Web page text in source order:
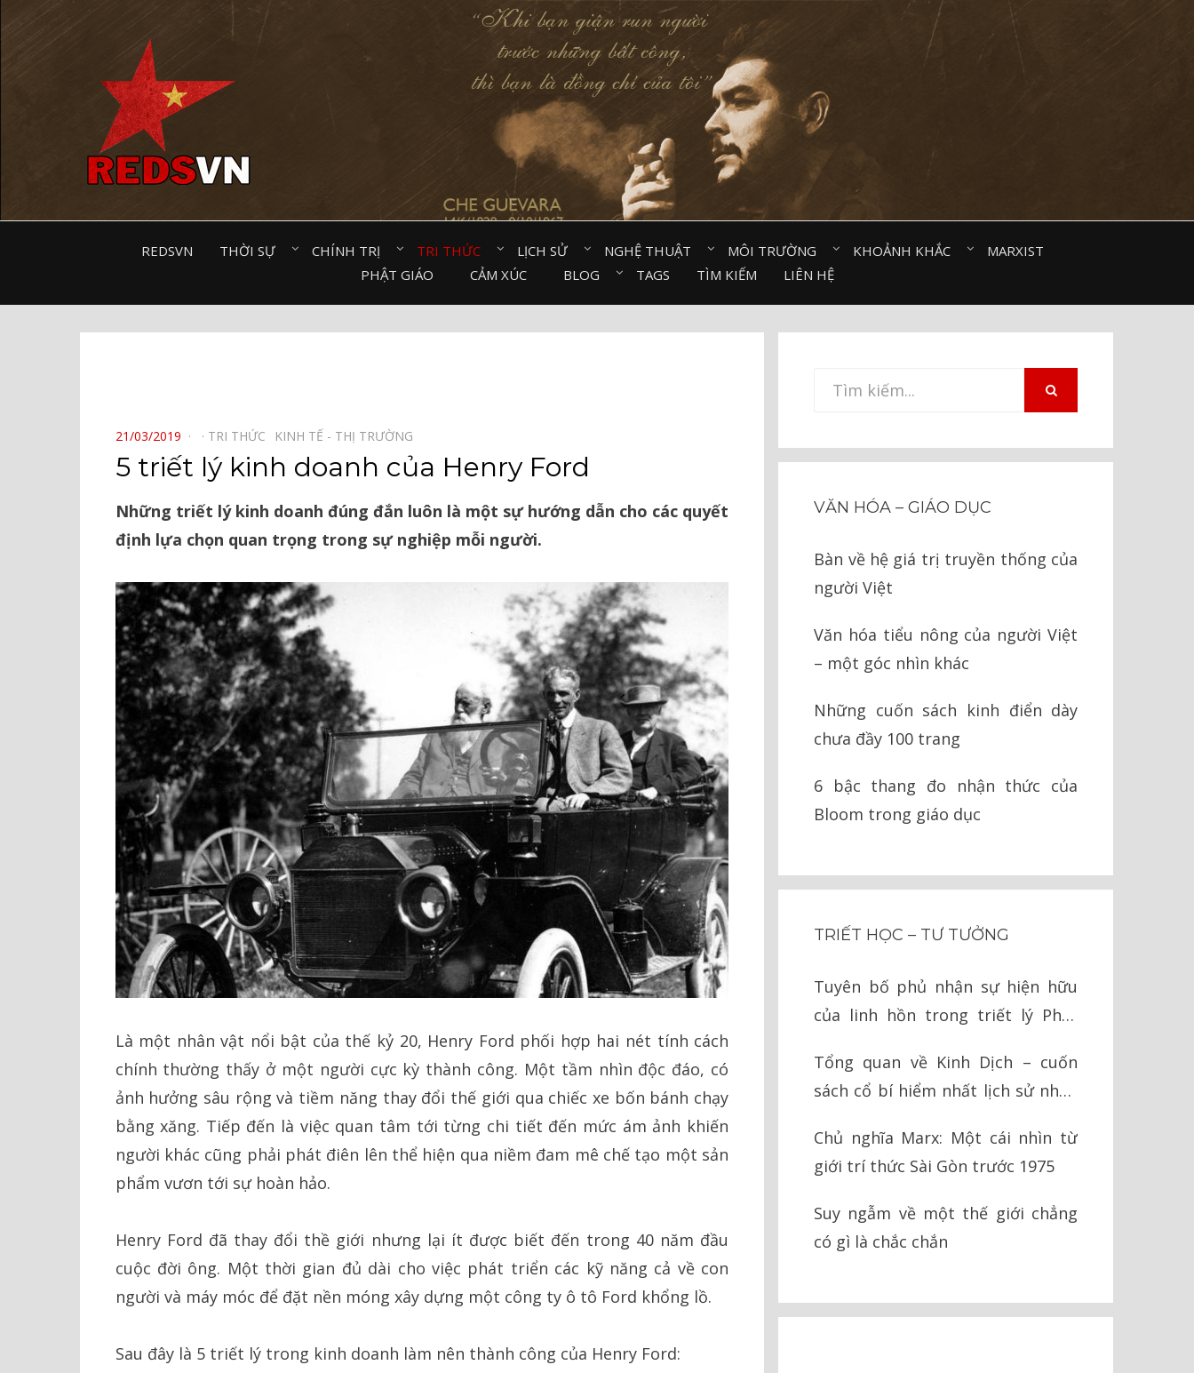
REDSVN THỜI SỰ⠀ CHÍNH TRỊ⠀ TRI THỨC⠀ LỊCH SỬ⠀ NGHỆ THUẬT⠀ MÔI TRƯỜNG⠀ KHOẢNH KHẮC⠀
MARXIST⠀
PHẬT GIÁO⠀
CẢM XÚC⠀ BLOG⠀ TAGS TÌM KIẾM LIÊN HỆ
POSTED
ON
21/03/2019 TRI THỨC⠀ KINH TẾ - THỊ TRƯỜNG⠀
5 triết lý kinh doanh của Henry Ford
Những triết lý kinh doanh đúng đắn luôn là một sự hướng dẫn cho các quyết
định lựa chọn quan trọng trong sự nghiệp mỗi người.
Là một nhân vật nổi bật của thế kỷ 20, Henry Ford phối hợp hai nét tính cách
chính thường thấy ở một người cực kỳ thành công. Một tầm nhìn độc đáo, có
ảnh hưởng sâu rộng và tiềm năng thay đổi thế giới qua chiếc xe bốn bánh chạy
bằng xăng. Tiếp đến là việc quan tâm tới từng chi tiết đến mức ám ảnh khiến
người khác cũng phải phát điên lên thể hiện qua niềm đam mê chế tạo một sản
phẩm vươn tới sự hoàn hảo.
Henry Ford đã thay đổi thề giới nhưng lại ít được biết đến trong 40 năm đầu
cuộc đời ông. Một thời gian đủ dài cho việc phát triển các kỹ năng cả về con
người và máy móc để đặt nền móng xây dựng một công ty ô tô Ford khổng lồ.
Sau đây là 5 triết lý trong kinh doanh làm nên thành công của Henry Ford:
Tìm
VĂN HÓA – GIÁO DỤC
Bàn về hệ giá trị truyền thống của
người Việt
Văn hóa tiểu nông của người Việt
– một góc nhìn khác
Những cuốn sách kinh điển dày
chưa đầy 100 trang
6 bậc thang đo nhận thức của
Bloom trong giáo dục
TRIẾT HỌC – TƯ TƯỞNG
Tuyên bố phủ nhận sự hiện hữu
của linh hồn trong triết lý Phật
Tổng quan về Kinh Dịch – cuốn
sách cổ bí hiểm nhất lịch sử nhân
Chủ nghĩa Marx: Một cái nhìn từ
giới trí thức Sài Gòn trước 1975
Suy ngẫm về một thế giới chẳng
có gì là chắc chắn